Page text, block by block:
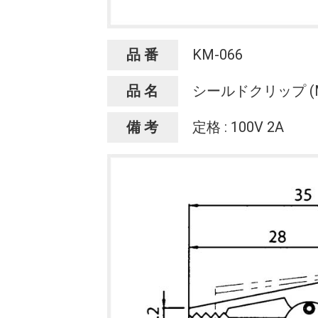
品 番 KM-066
品 名 シールドクリップ
備 考 定格 : 100V 2A